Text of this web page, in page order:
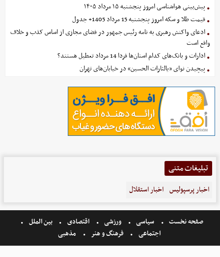
پیش‌بینی هواشناسی امروز پنجشنبه ۱۵ مرداد ۱۴۰۵
قیمت طلا و سکه امروز پنجشنبه 15 مرداد 1405+ جدول
ادعای واکنش رهبری به نامه رئیس جمهور در فضای مجازی از اساس کذب و خلاف
واقع است
ادارات و بانک‌های کدام استان‌ها فردا 14 مرداد تعطیل هستند؟
پیچیدن نوای «یالثارات الحسین» در خیابان‌های تهران
تبلیغات متنی
اخبار پرسپولیس اخبار استقلال
صفحه نخست سیاسی ورزشی اقتصادی
بین الملل
اجتماعی
فرهنگ و هنر مذهبی